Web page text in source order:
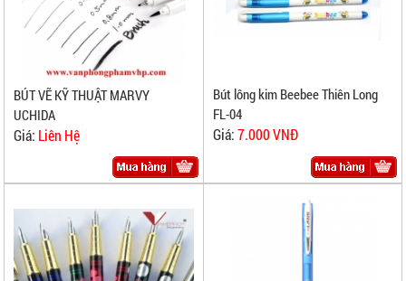
BÚT VẼ KỸ THUẬT MARVY
UCHIDA
Giá: Liên Hệ
Bút lông kim Beebee Thiên Long
FL-04
Giá:7.000 VNĐ